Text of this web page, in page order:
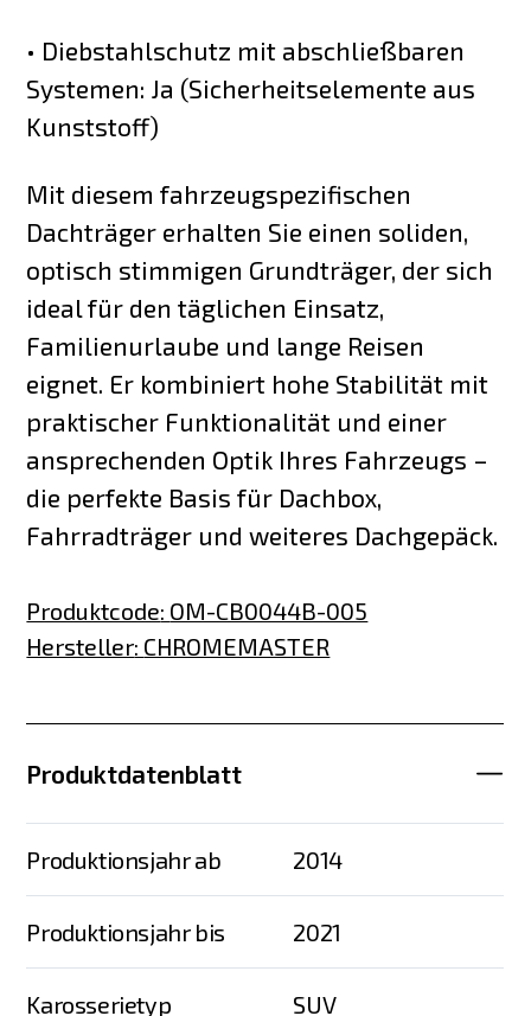
• Diebstahlschutz mit abschließbaren
Systemen: Ja (Sicherheitselemente aus
Kunststoff)
Mit diesem fahrzeugspezifischen
Dachträger erhalten Sie einen soliden,
optisch stimmigen Grundträger, der sich
ideal für den täglichen Einsatz,
Familienurlaube und lange Reisen
eignet. Er kombiniert hohe Stabilität mit
praktischer Funktionalität und einer
ansprechenden Optik Ihres Fahrzeugs –
die perfekte Basis für Dachbox,
Fahrradträger und weiteres Dachgepäck.
Produktcode: OM-CB0044B-005
Hersteller: CHROMEMASTER
Produktdatenblatt
Produktionsjahr ab 2014
Produktionsjahr bis 2021
Karosserietyp SUV